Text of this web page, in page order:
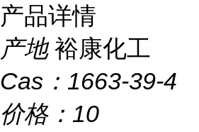
产品详情
产地 裕康化工
Cas： 1663-39-4
价格： 10